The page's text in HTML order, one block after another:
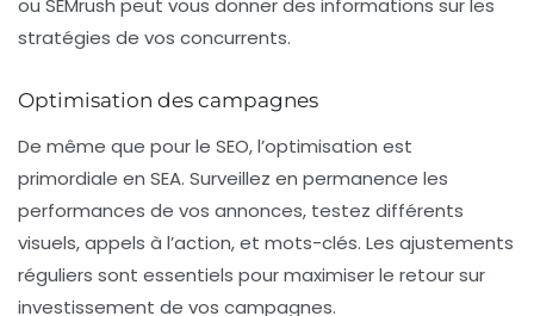
ou SEMrush peut vous donner des informations sur les
stratégies de vos concurrents.
Optimisation des campagnes
De même que pour le SEO, l’optimisation est
primordiale en SEA. Surveillez en permanence les
performances de vos annonces, testez différents
visuels, appels à l’action, et mots-clés. Les ajustements
réguliers sont essentiels pour maximiser le retour sur
investissement de vos campagnes.